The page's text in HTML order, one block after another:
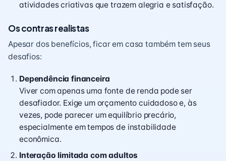
atividades criativas que trazem alegria e satisfação.
Os contras realistas
Apesar dos benefícios, ficar em casa também tem seus
desafios:
Dependência financeira
Viver com apenas uma fonte de renda pode ser
desafiador. Exige um orçamento cuidadoso e, às
vezes, pode parecer um equilíbrio precário,
especialmente em tempos de instabilidade
econômica.
Interação limitada com adultos